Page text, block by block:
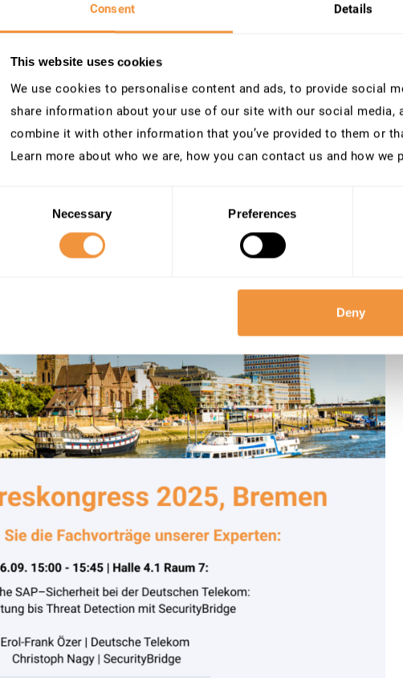
Consent Details
This website uses cookies
We use cookies to personalise content and ads, to provide social
share information about your use of our site with our social media,
combine it with other information that you’ve provided to them or
Learn more about who we are, how you can contact us and how we
Necessary Preferences
Deny
–
in einer sich ständig weiterentwickelnden Bedrohungslandschaft.
–Gewinnen Sie Einblicke in die Praxis von anderen SAP-
–Schöpfen Sie den Wert Ihrer SAP-Investitionen mit
aus.
Sie sich mit Kollegen, Partnern und dem breiteren SAP-
gestalten.